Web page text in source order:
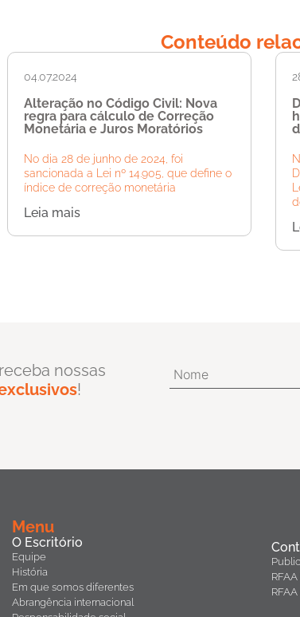
Conteúdo
04.07.2024
Alteração no Código Civil: Nova
regra para cálculo de Correção
Monetária e Juros Moratórios
No dia 28 de junho de 2024, foi
sancionada a Lei nº 14.905, que define o
índice de correção monetária
Leia mais
nossas
!
Menu
O Escritório
Equipe
História
Em que somos diferentes
Abrangência internacional